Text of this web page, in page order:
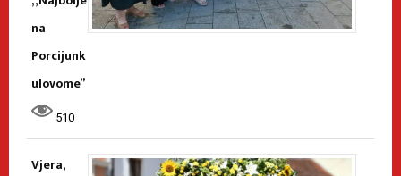
na
Porcijunk
ulovome”
510
Vjera,